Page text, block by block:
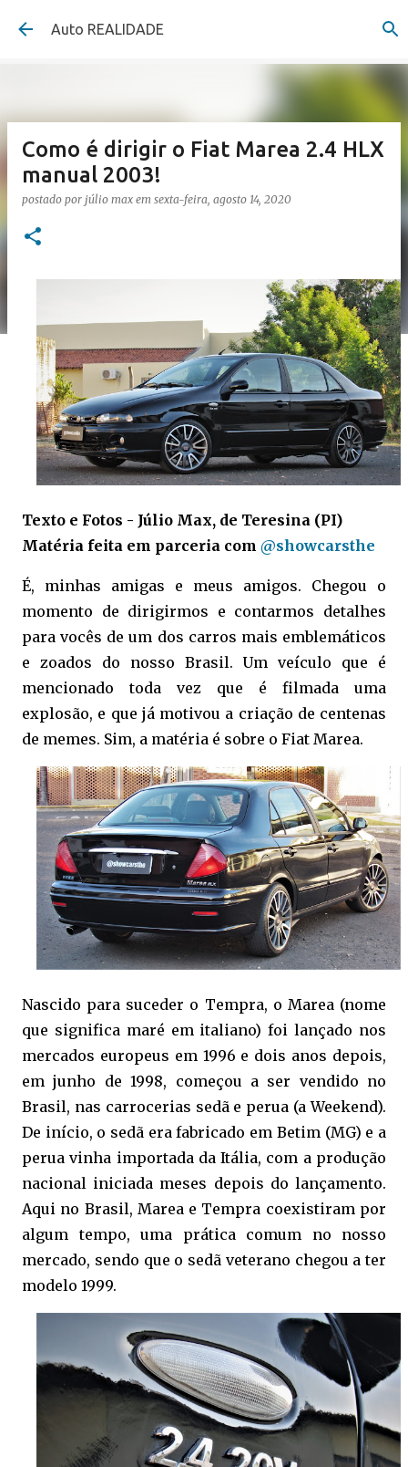
Pular para o conteúdo principal
Auto REALIDADE
Como é dirigir o Fiat Marea 2.4 HLX
manual 2003!
postado por júlio max em sexta-feira, agosto 14, 2020
Texto e Fotos - Júlio Max, de Teresina (PI)
Matéria feita em parceria com @showcarsthe
É, minhas amigas e meus amigos. Chegou o
momento de dirigirmos e contarmos detalhes
para vocês de um dos carros mais emblemáticos
e zoados do nosso Brasil. Um veículo que é
mencionado toda vez que é filmada uma
explosão, e que já motivou a criação de centenas
de memes. Sim, a matéria é sobre o Fiat Marea.
Nascido para suceder o Tempra, o Marea (nome
que significa maré em italiano) foi lançado nos
mercados europeus em 1996 e dois anos depois,
em junho de 1998, começou a ser vendido no
Brasil, nas carrocerias sedã e perua (a Weekend).
De início, o sedã era fabricado em Betim (MG) e a
perua vinha importada da Itália, com a produção
nacional iniciada meses depois do lançamento.
Aqui no Brasil, Marea e Tempra coexistiram por
algum tempo, uma prática comum no nosso
mercado, sendo que o sedã veterano chegou a ter
modelo 1999.